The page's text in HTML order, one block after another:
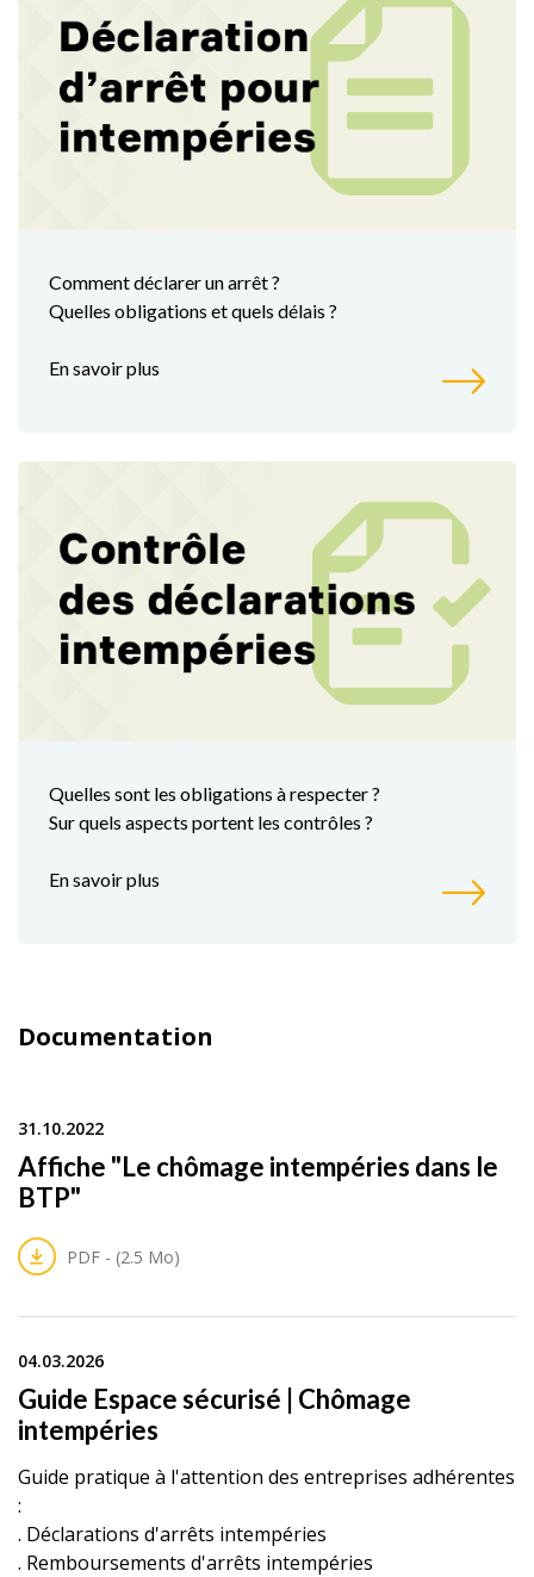
Comment déclarer un arrêt ?
Quelles obligations et quels délais ?
En savoir plus
Quelles sont les obligations à respecter ?
Sur quels aspects portent les contrôles ?
En savoir plus
Documentation
31.10.2022
Affiche "Le chômage intempéries dans le
BTP"
PDF - (2.5 Mo)
04.03.2026
Guide Espace sécurisé | Chômage
intempéries
Guide pratique à l'attention des entreprises adhérentes
:
. Déclarations d'arrêts intempéries
. Remboursements d'arrêts intempéries